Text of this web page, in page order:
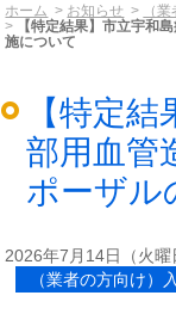
ホーム お知らせ
（
【特定結果】市立宇和
施について
【特定
部用血管
ポーザル
2026年7月14日（火曜
（業者の方向け）